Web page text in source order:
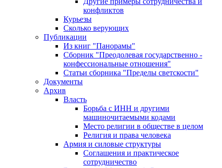
конфликтов
Курьезы
Сколько верующих
Публикации
Из книг "Панорамы"
Сборник "Преодолевая государственно -
конфессиональные отношения"
Статьи сборника "Пределы светскости"
Документы
Архив
Власть
Борьба с ИНН и другими
машиночитаемыми кодами
Место религии в обществе в целом
Религия и права человека
Армия и силовые структуры
Соглашения и практическое
сотрудничество